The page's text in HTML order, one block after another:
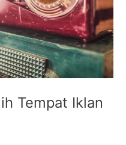
Tempat Iklan